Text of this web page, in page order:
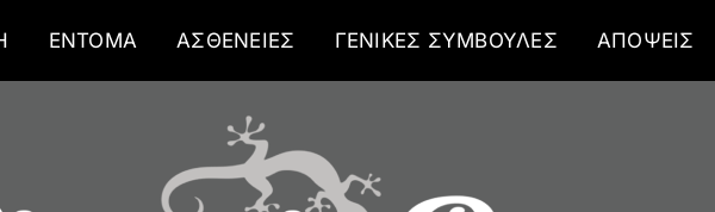
ΕΝΤΟΜΑ ΑΣΘΕΝΕΙΕΣ ΓΕΝΙΚΕΣ ΣΥΜΒΟΥΛΕΣ ΑΠΟΨΕΙΣ